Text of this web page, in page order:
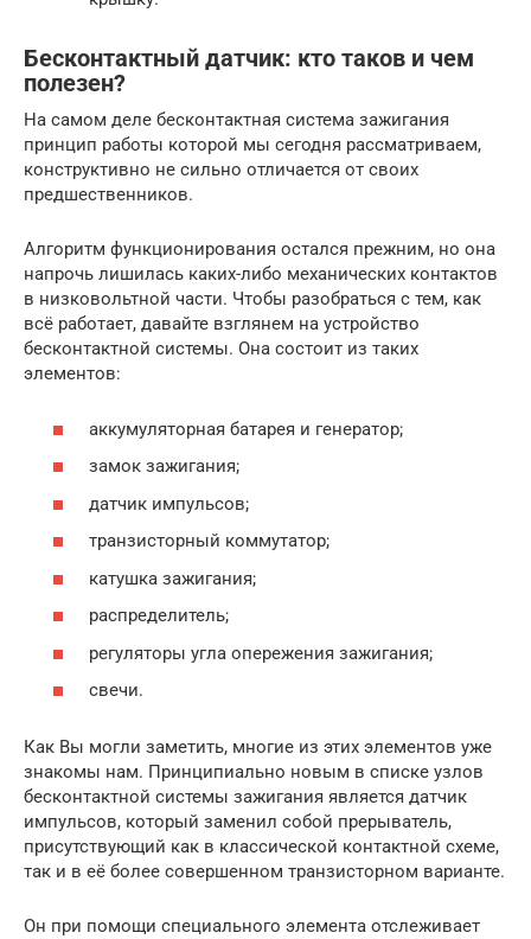
Бесконтактный датчик: кто таков и чем
полезен?
На самом деле бесконтактная система зажигания
принцип работы которой мы сегодня рассматриваем,
конструктивно не сильно отличается от своих
предшественников.
Алгоритм функционирования остался прежним, но она
напрочь лишилась каких-либо механических контактов
в низковольтной части. Чтобы разобраться с тем, как
всё работает, давайте взглянем на устройство
бесконтактной системы. Она состоит из таких
элементов:
аккумуляторная батарея и генератор;
замок зажигания;
датчик импульсов;
транзисторный коммутатор;
катушка зажигания;
распределитель;
регуляторы угла опережения зажигания;
свечи.
Как Вы могли заметить, многие из этих элементов уже
знакомы нам. Принципиально новым в списке узлов
бесконтактной системы зажигания является датчик
импульсов, который заменил собой прерыватель,
присутствующий как в классической контактной схеме,
так и в её более совершенном транзисторном варианте.
Он при помощи специального элемента отслеживает